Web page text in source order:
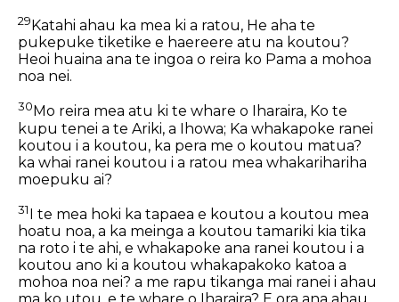
29 Katahi ahau ka mea ki a ratou, He aha te
pukepuke tiketike e haereere atu na koutou?
Heoi huaina ana te ingoa o reira ko Pama a mohoa
noa nei.
30 Mo reira mea atu ki te whare o Iharaira, Ko te
kupu tenei a te Ariki, a Ihowa; Ka whakapoke ranei
koutou i a koutou, ka pera me o koutou matua?
ka whai ranei koutou i a ratou mea whakarihariha
moepuku ai?
31I te mea hoki ka tapaea e koutou a koutou mea
hoatu noa, a ka meinga a koutou tamariki kia tika
na roto i te ahi, e whakapoke ana ranei koutou i a
koutou ano ki a koutou whakapakoko katoa a
mohoa noa nei? a me rapu tikanga mai ranei i ahau